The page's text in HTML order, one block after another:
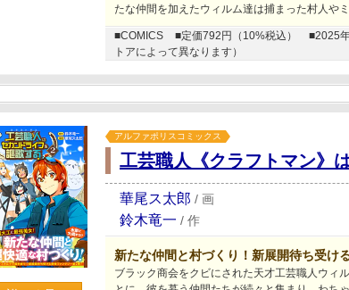
たな仲間を加えたウィルム達は捕まった村人
■COMICS ■定価792円（10%税込）
■2025
トアによって異なります）
アルファポリスコミックス
工芸職人《クラフトマン》
華尾ス太郎 / 画
鈴木竜一 / 作
新たな仲間と村づくり！新展開待ち受け
ブラック商会をクビにされた天才工芸職人ウィ